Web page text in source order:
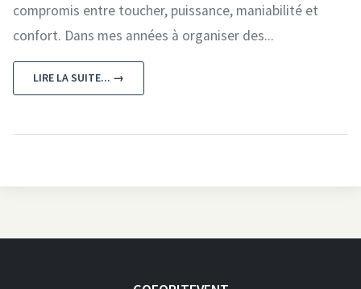
compromis entre toucher, puissance, maniabilité et
confort. Dans mes années à organiser des...
LIRE LA SUITE... →